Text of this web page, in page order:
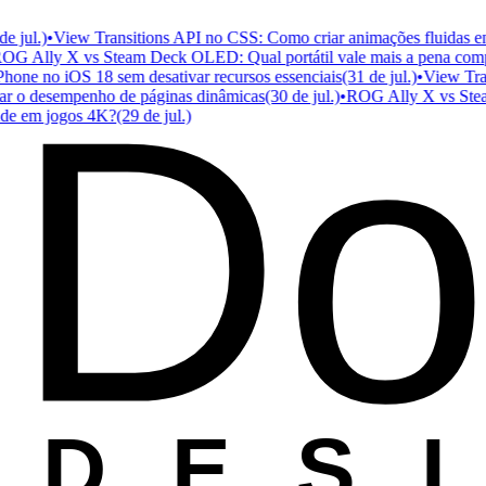
jul.)•View Transitions API no CSS: Como criar animações fluidas
Ally X vs Steam Deck OLED: Qual portátil vale mais a pena
no iOS 18 sem desativar recursos essenciais(31 de jul.)•View
de páginas dinâmicas(30 de jul.)•ROG Ally X vs
jogos 4K?(29 de jul.)